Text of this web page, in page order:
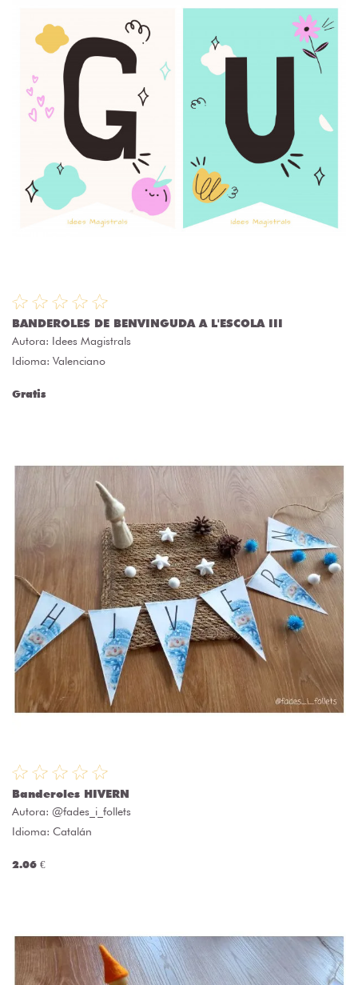
BANDEROLES DE BENVINGUDA A L'ESCOLA III
Autora: Idees Magistrals
Idioma: Valenciano
Gratis
Banderoles HIVERN
Autora: @fades_i_follets
Idioma: Catalán
2.06 €